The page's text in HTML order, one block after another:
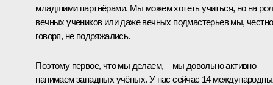
младшими партнёрами. Мы можем хотеть учиться, но на
вечных учеников или даже вечных подмастерьев мы, честно
говоря, не подряжались.
Поэтому первое, что мы делаем, – мы довольно активно
нанимаем западных учёных. У нас сейчас 14